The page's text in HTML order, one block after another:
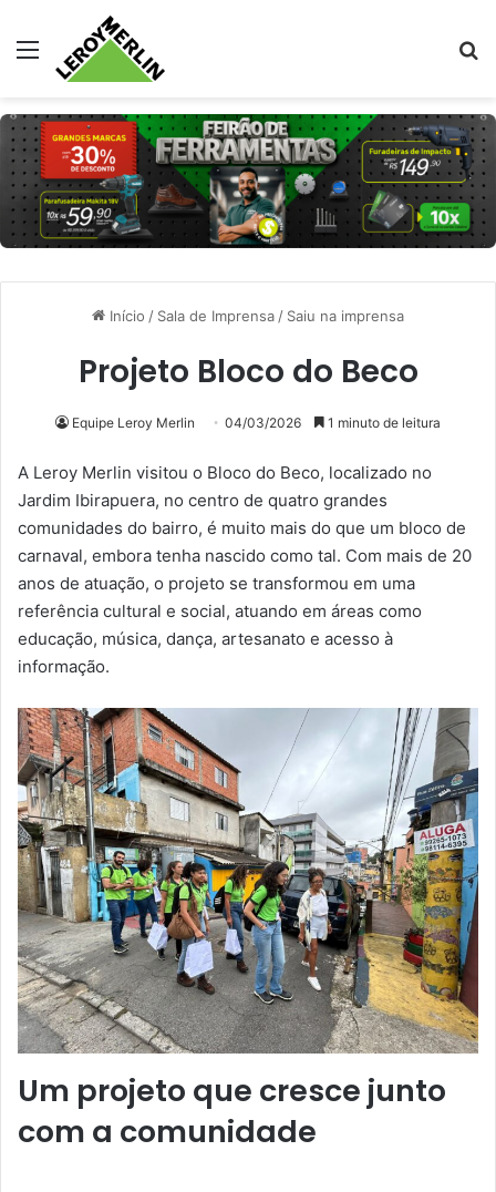
Menu
Início / Sala de Imprensa/ Saiu na imprensa
Projeto Bloco do Beco
Equipe Leroy Merlin 04/03/2026 1 minuto de leitura
A Leroy Merlin visitou o Bloco do Beco, localizado no
Jardim Ibirapuera, no centro de quatro grandes
comunidades do bairro, é muito mais do que um bloco de
carnaval, embora tenha nascido como tal. Com mais de 20
anos de atuação, o projeto se transformou em uma
referência cultural e social, atuando em áreas como
educação, música, dança, artesanato e acesso à
informação.
Um projeto que cresce junto
com a comunidade